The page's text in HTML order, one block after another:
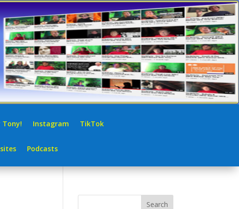
Tony! Instagram TikTok
Podcasts
Search